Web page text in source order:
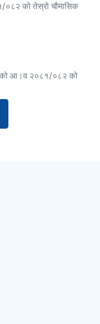
०८२ को तेस्रो चौमासिक
आ।व २०८१/०८२ को